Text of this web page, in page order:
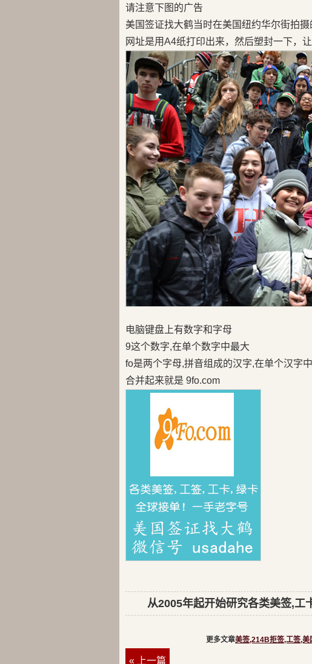
请注意下图的广告
美国签证找大鹤当时在美国纽约华尔街拍摄
网址是用A4纸打印出来，然后塑封一下，
电脑键盘上有数字和字母
9这个数字,在单个数字中最大
fo是两个字母,拼音组成的汉字,在单个汉字
合并起来就是 9fo.com
从2005年起开始研究各类美签,工
更多文章美签,214B拒签,工签,美
« 上一篇